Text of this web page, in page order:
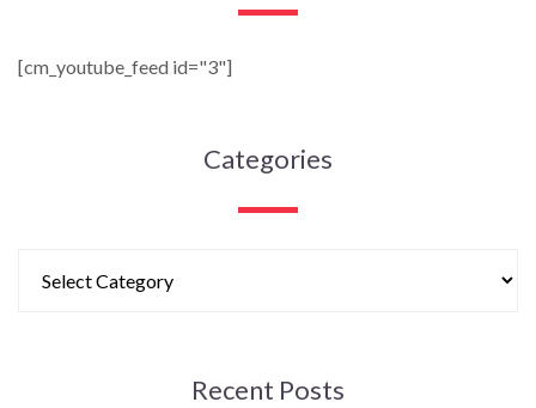
[cm_youtube_feed id="3"]
Categories
Recent Posts